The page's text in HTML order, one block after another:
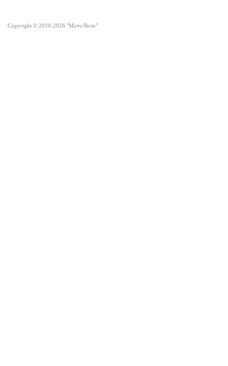
Copyright © 2010-2026 "Мото/Вело"